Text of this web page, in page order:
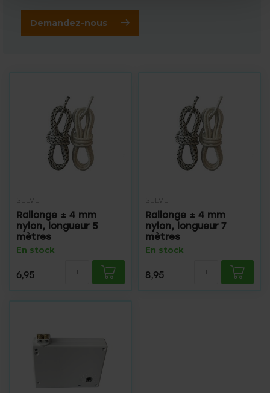
Demandez-nous
SELVE
Rallonge ± 4 mm
nylon, longueur 5
mètres
En stock
6,95
SELVE
Rallonge ± 4 mm
nylon, longueur 7
mètres
En stock
8,95